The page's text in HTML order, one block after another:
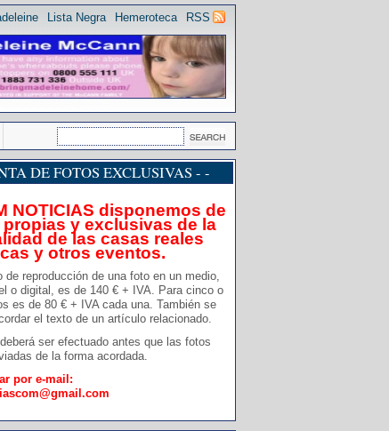
RSS
Hemeroteca
Lista Negra
DE FOTOS EXCLUSIVAS - -
NOTICIAS disponemos de
y exclusivas de la
de las casas reales
y otros eventos.
de reproducción de una foto en un medio,
o digital, es de 140 € + IVA. Para cinco o
es de 80 € + IVA cada una. También se
el texto de un artículo relacionado.
ser efectuado antes que las fotos
de la forma acordada.
por e-mail: